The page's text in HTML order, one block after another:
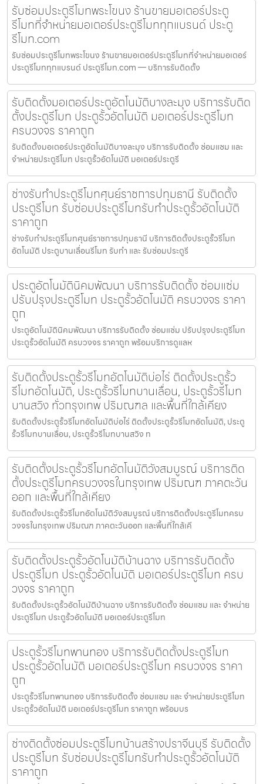
รับซ่อมประตูรีโมทพระโขนง ร้านขายมอเตอร์ประตู
รีโมทที่จำหน่ายมอเตอร์ประตูรีโมททุกแบรนด์ ประตู
รีโมท.com
รับซ่อมประตูรีโมทพระโขนง ร้านขายมอเตอร์ประตูรีโมทที่จำหน่ายมอเตอร์
ประตูรีโมททุกแบรนด์ ประตูรีโมท.com — บริการรับติดตั้ง
รับติดตั้งมอเตอร์ประตูอัตโนมัติบางละมุง บริการรับติด
ตั้งประตูรีโมท ประตูรั้วอัตโนมัติ มอเตอร์ประตูรีโมท
ครบวงจร ราคาถูก
รับติดตั้งมอเตอร์ประตูอัตโนมัติบางละมุง บริการรับติดตั้ง ซ่อมแซม และ
จำหน่ายประตูรีโมท ประตูรั้วอัตโนมัติ มอเตอร์ประตูรี
ช่างรับทำประตูรีโมทศุนย์ราชการปทุมธานี รับติดตั้ง
ประตูรีโมท รับซ่อมประตูรีโมทรับทำประตูรั้วอัตโนมัติ
ราคาถูก
ช่างรับทำประตูรีโมทศุนย์ราชการปทุมธานี บริการติดตั้งประตูรั้วรีโมท
อัตโนมัติ ประตูบานเลื่อนรีโมท รับทำ และ รับซ่อมประตูรี
ประตูอัตโนมัตินิคมพัฒนา บริการรับติดตั้ง ซ่อมแซ่ม
ปรับปรุงประตูรีโมท ประตูรั้วอัตโนมัติ ครบวงจร ราคา
ถูก
ประตูอัตโนมัตินิคมพัฒนา บริการรับติดตั้ง ซ่อมแซ่ม ปรับปรุงประตูรีโมท
ประตูรั้วอัตโนมัติ ครบวงจร ราคาถูก พร้อมบริการดูแลห
รับติดตั้งประตูรั้วรีโมทอัตโนมัติบ่อไร่ ติดตั้งประตูรั้ว
รีโมทอัตโนมัติ, ประตูรั้วรีโมทบานเลื่อน, ประตูรั้วรีโมท
บานสวิง ทั่วกรุงเทพ ปริมณฑล และพื้นที่ใกล้เคียง
รับติดตั้งประตูรั้วรีโมทอัตโนมัติบ่อไร่ ติดตั้งประตูรั้วรีโมทอัตโนมัติ, ประตู
รั้วรีโมทบานเลื่อน, ประตูรั้วรีโมทบานสวิง ท
รับติดตั้งประตูรั้วรีโมทอัตโนมัติวังสมบูรณ์ บริการติด
ตั้งประตูรีโมทครบวงจรในกรุงเทพ ปริมณฑ ภาคตะวัน
ออก และพื้นที่ใกล้เคียง
รับติดตั้งประตูรั้วรีโมทอัตโนมัติวังสมบูรณ์ บริการติดตั้งประตูรีโมทครบ
วงจรในกรุงเทพ ปริมณฑ ภาคตะวันออก และพื้นที่ใกล้เคี
รับติดตั้งประตูรั้วอัตโนมัติบ้านฉาง บริการรับติดตั้ง
ประตูรีโมท ประตูรั้วอัตโนมัติ มอเตอร์ประตูรีโมท ครบ
วงจร ราคาถูก
รับติดตั้งประตูรั้วอัตโนมัติบ้านฉาง บริการรับติดตั้ง ซ่อมแซม และ จำหน่าย
ประตูรีโมท ประตูรั้วอัตโนมัติ มอเตอร์ประตูรีโมท
ประตูรั้วรีโมทพานทอง บริการรับติดตั้งประตูรีโมท
ประตูรั้วอัตโนมัติ มอเตอร์ประตูรีโมท ครบวงจร ราคา
ถูก
ประตูรั้วรีโมทพานทอง บริการรับติดตั้ง ซ่อมแซม และ จำหน่ายประตูรีโมท
ประตูรั้วอัตโนมัติ มอเตอร์ประตูรีโมท ราคาถูก พร้อมบร
ช่างติดตั้งซ่อมประตูรีโมทบ้านสร้างปราจีนบุรี รับติดตั้ง
ประตูรีโมท รับซ่อมประตูรีโมทรับทำประตูรั้วอัตโนมัติ
ราคาถูก